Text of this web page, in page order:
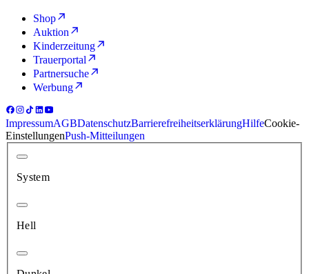
Shop
Auktion
Kinderzeitung
Trauerportal
Partnersuche
Werbung
ImpressumAGBDatenschutzBarrierefreiheitserklärungHilfeCookie-
EinstellungenPush-Mitteilungen
System
Hell